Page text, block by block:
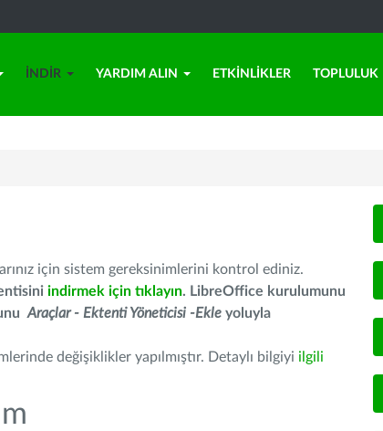
İNDIR YARDIM ALIN ETKINLIKLER TOPLULUK
için sistem gereksinimlerini kontrol ediniz.
indirmek için tıklayın. LibreOffice kurulumunu
Araçlar - Ektenti Yöneticisi -Ekle yoluyla
değişiklikler yapılmıştır. Detaylı bilgiyi ilgili